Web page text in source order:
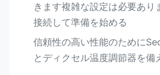
きます複雑な設定は必要あり
接続して準備を始める
信頼性の高い性能のために
とディクセル温度調節器を備